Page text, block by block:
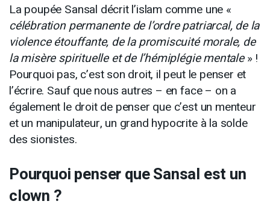
La poupée Sansal décrit l’islam comme une «
célébration permanente de l’ordre patriarcal, de la
violence étouffante, de la promiscuité morale, de
la misère spirituelle et de l’hémiplégie mentale» !
Pourquoi pas, c’est son droit, il peut le penser et
l’écrire. Sauf que nous autres – en face – on a
également le droit de penser que c’est un menteur
et un manipulateur, un grand hypocrite à la solde
des sionistes.
Pourquoi penser que Sansal est un
clown ?